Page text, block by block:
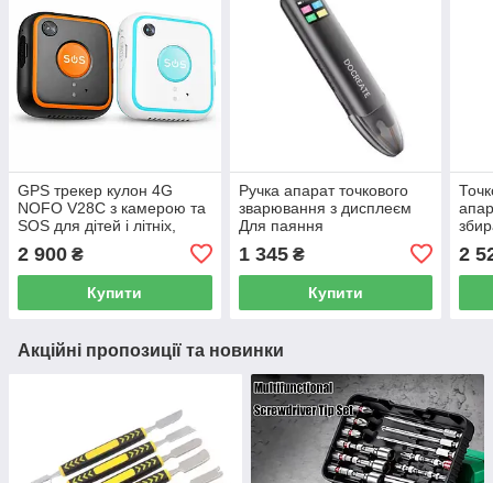
GPS трекер кулон 4G
NOFO V28C з камерою та
SOS для дітей і літніх,
2 900 ₴
Купити
Ручка апарат точкового
зварювання з дисплеєм
Для паяння
Портативний точковий
зварювальний апарат
Docreate 757
1 345₴
Купити
2
Акційні пропозиції та новинки